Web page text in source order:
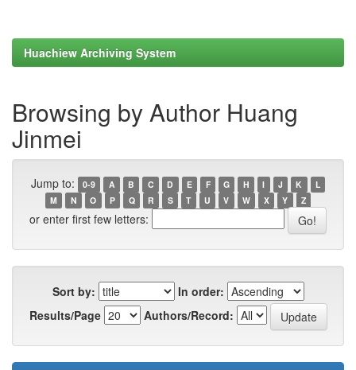
Huachiew Archiving System
Browsing by Author Huang
Jinmei
Jump to: 0-9 A B C D E F G H I J K
L
M
N O P Q R S T U V W X Y Z
or enter first few letters:
Sort by:
In order:
Results/Page
Authors/Record: